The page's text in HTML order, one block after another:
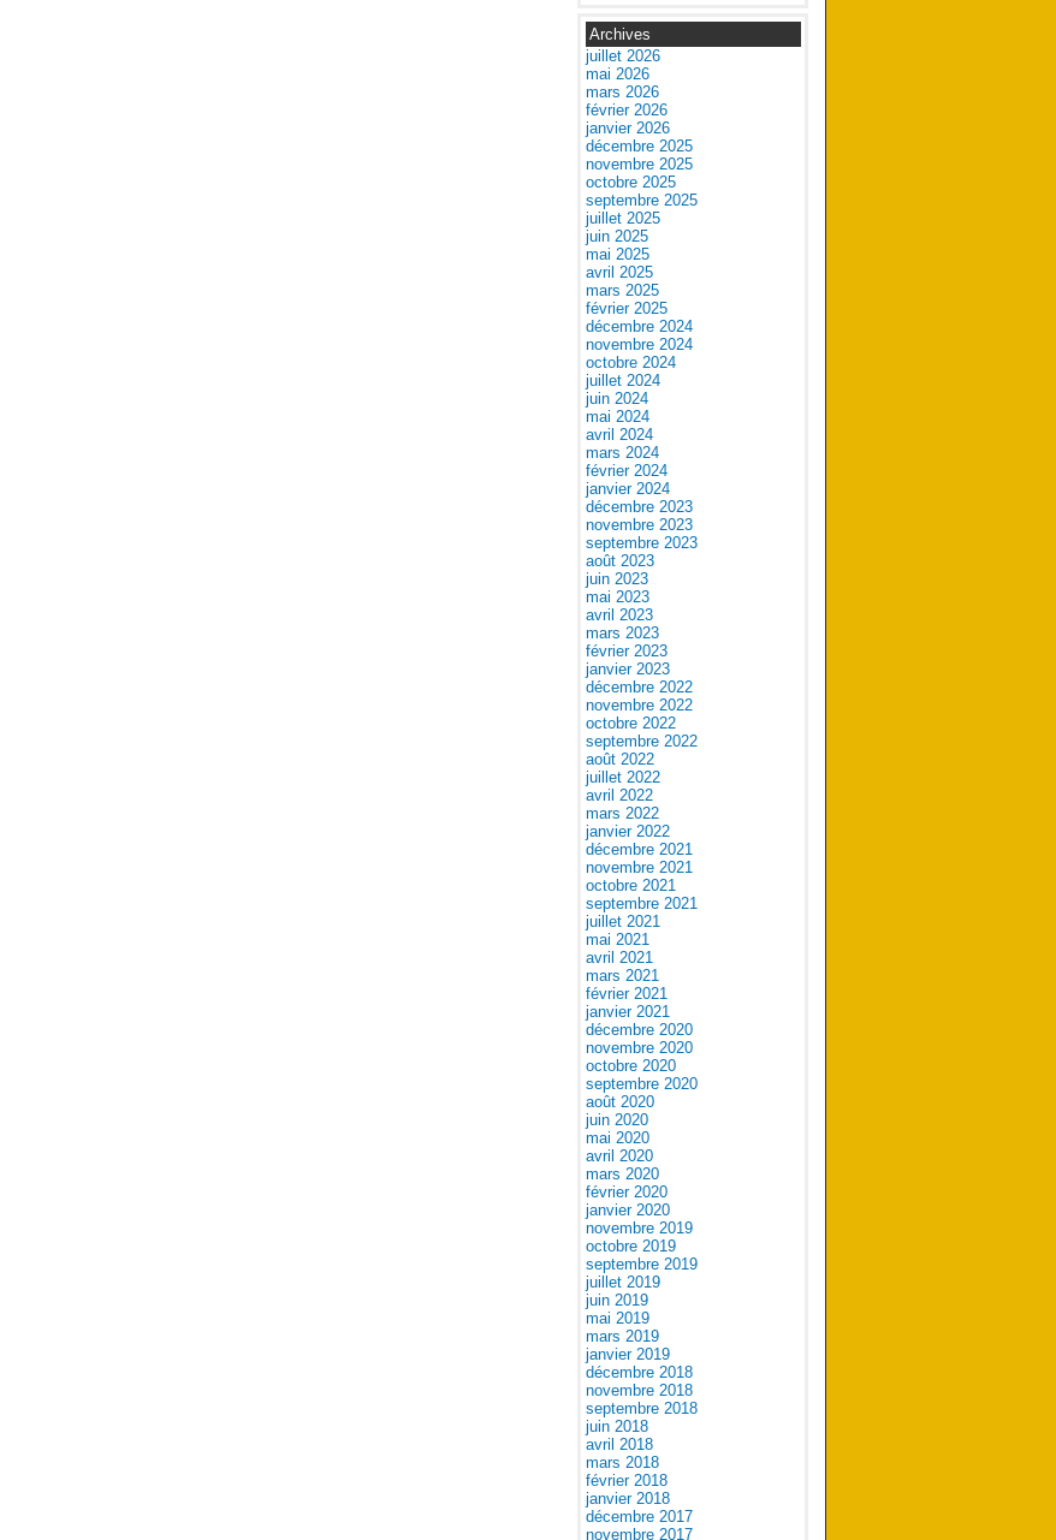
Archives
juillet 2026
mai 2026
mars 2026
février 2026
janvier 2026
décembre 2025
novembre 2025
octobre 2025
septembre 2025
juillet 2025
juin 2025
mai 2025
avril 2025
mars 2025
février 2025
décembre 2024
novembre 2024
octobre 2024
juillet 2024
juin 2024
mai 2024
avril 2024
mars 2024
février 2024
janvier 2024
décembre 2023
novembre 2023
septembre 2023
août 2023
juin 2023
mai 2023
avril 2023
mars 2023
février 2023
janvier 2023
décembre 2022
novembre 2022
octobre 2022
septembre 2022
août 2022
juillet 2022
avril 2022
mars 2022
janvier 2022
décembre 2021
novembre 2021
octobre 2021
septembre 2021
juillet 2021
mai 2021
avril 2021
mars 2021
février 2021
janvier 2021
décembre 2020
novembre 2020
octobre 2020
septembre 2020
août 2020
juin 2020
mai 2020
avril 2020
mars 2020
février 2020
janvier 2020
novembre 2019
octobre 2019
septembre 2019
juillet 2019
juin 2019
mai 2019
mars 2019
janvier 2019
décembre 2018
novembre 2018
septembre 2018
juin 2018
avril 2018
mars 2018
février 2018
janvier 2018
décembre 2017
novembre 2017